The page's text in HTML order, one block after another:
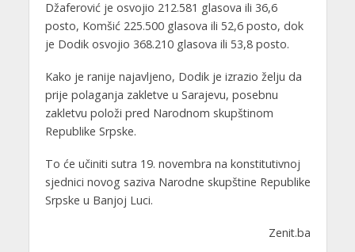
Džaferović je osvojio 212.581 glasova ili 36,6
posto, Komšić 225.500 glasova ili 52,6 posto, dok
je Dodik osvojio 368.210 glasova ili 53,8 posto.
Kako je ranije najavljeno, Dodik je izrazio želju da
prije polaganja zakletve u Sarajevu, posebnu
zakletvu položi pred Narodnom skupštinom
Republike Srpske.
To će učiniti sutra 19. novembra na konstitutivnoj
sjednici novog saziva Narodne skupštine Republike
Srpske u Banjoj Luci.
Zenit.ba